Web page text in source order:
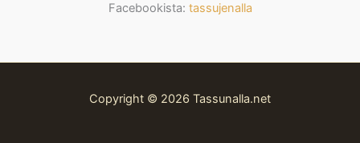
Facebookista: tassujenalla
Copyright © 2026 Tassunalla.net